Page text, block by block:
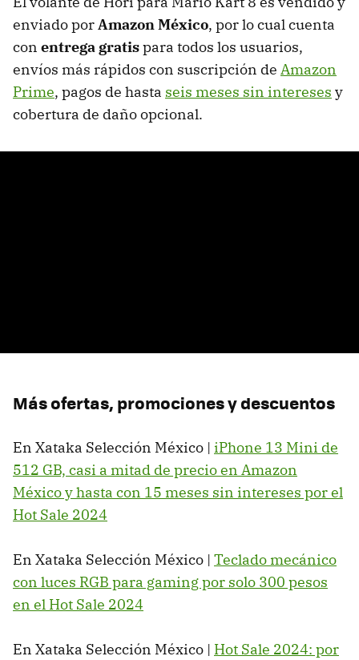
enviado porAmazon México, por lo cual cuenta
con entrega gratispara todos los usuarios,
envíos más rápidos con suscripción de Amazon
Prime, pagos de hasta seis meses sin intereses y
cobertura de daño opcional.
Más ofertas, promociones y descuentos
En Xataka Selección México | iPhone 13 Mini de
512 GB, casi a mitad de precio en Amazon
México y hasta con 15 meses sin intereses por el
Hot Sale 2024
En Xataka Selección México | Teclado mecánico
con luces RGB para gaming por solo 300 pesos
en el Hot Sale 2024
En Xataka Selección México | Hot Sale 2024: por